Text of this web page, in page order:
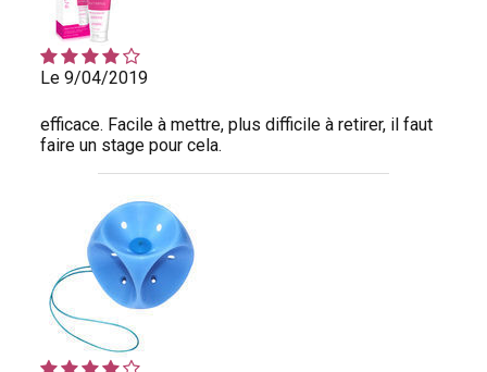
Le 9/04/2019
efficace. Facile à mettre, plus difficile à retirer, il faut
faire un stage pour cela.